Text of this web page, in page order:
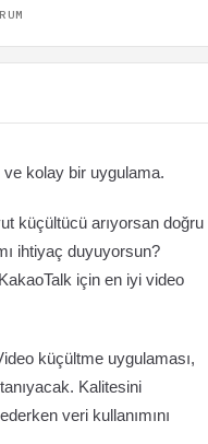
ve kolay bir uygulama.
küçültücü arıyorsan doğru
ihtiyaç duyuyorsun?
için en iyi video
küçültme uygulaması,
Kalitesini
veri kullanımını